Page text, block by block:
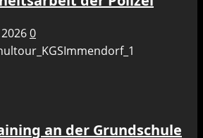
0
an der Grundschule